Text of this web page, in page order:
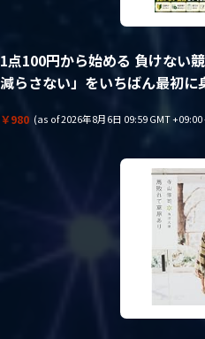
1点100円から始める 負けない
減らさない」をいちばん最初に
￥980 (as of 2026年8月6日 09:59 GMT +09:00